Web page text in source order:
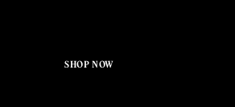
SHOP NOW